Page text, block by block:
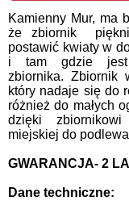
Kamienny Mur, ma
że zbiornik
postawić kwiaty w
i tam gdzie jest
zbiornika. Zbiornik
który nadaje się do
różnież do małych
dzięki zbiornikowi
miejskiej do
GWARANCJA- 2
Dane techniczne: